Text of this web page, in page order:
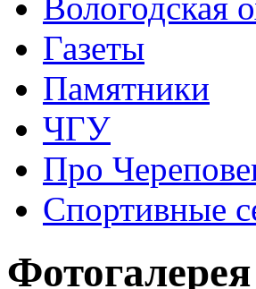
Газеты
Памятники
ЧГУ
Про
Спортивные
Фотогалерея